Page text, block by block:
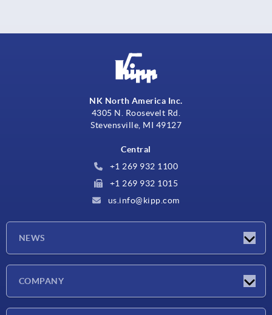
NK North America Inc.
4305 N. Roosevelt Rd.
Stevensville, MI 49127
Central
+1 269 932 1100
+1 269 932 1015
us.info@kipp.com
NEWS
COMPANY